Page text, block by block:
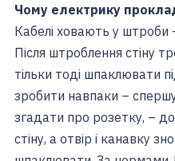
Чому електрику
Кабелі ховають у штроби –
Після штроблення стіну
тільки тоді шпаклювати
зробити навпаки –
згадати про розетку, –
стіну, а отвір і канавку